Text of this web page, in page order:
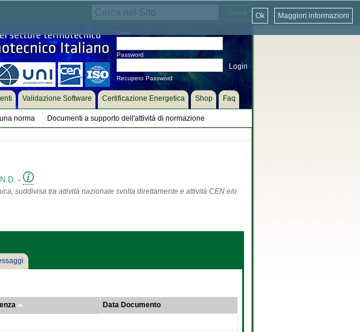
Password
Recupero Password
norma Documenti a supporto dell'attività di normazione
Validazione Software Certificazione Energetica Shop Faq
N.D. -
suddivisa tra attività nazionale svolta direttamente e attività CEN e/o
Data Documento
Maggiori informazioni
Ok